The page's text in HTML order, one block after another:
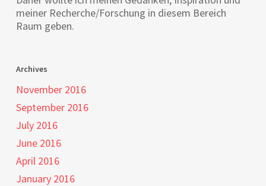
meiner Recherche/Forschung in diesem Bereich
Raum geben.
Archives
November 2016
September 2016
July 2016
June 2016
April 2016
January 2016